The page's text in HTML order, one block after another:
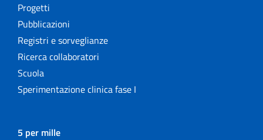
Progetti
Pubblicazioni
Registri e sorveglianze
Ricerca collaboratori
Scuola
Sperimentazione clinica fase I
5 per mille